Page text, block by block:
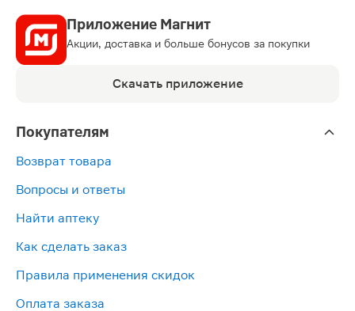
Приложение Магнит
Акции, доставка и больше бонусов за покупки
Скачать приложение
Покупателям
Возврат товара
Вопросы и ответы
Найти аптеку
Как сделать заказ
Правила применения скидок
Оплата заказа